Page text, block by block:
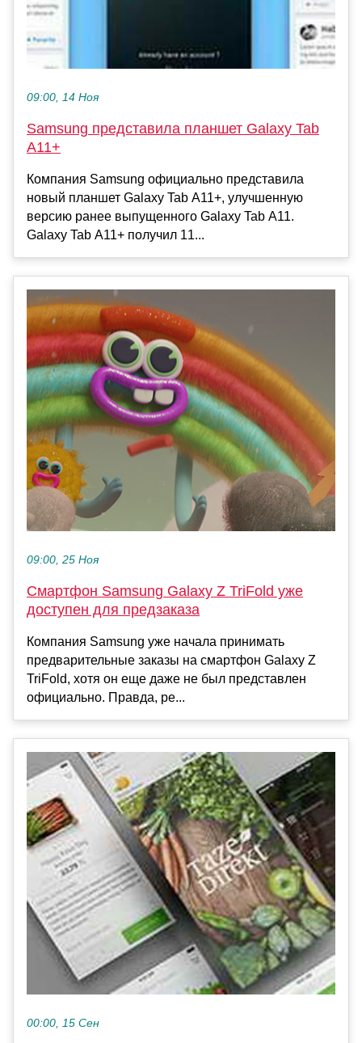
09:00, 14 Ноя
Samsung представила планшет Galaxy Tab
A11+
Компания Samsung официально представила
новый планшет Galaxy Tab A11+, улучшенную
версию ранее выпущенного Galaxy Tab A11.
Galaxy Tab A11+ получил 11...
09:00, 25 Ноя
Смартфон Samsung Galaxy Z TriFold уже
доступен для предзаказа
Компания Samsung уже начала принимать
предварительные заказы на смартфон Galaxy Z
TriFold, хотя он еще даже не был представлен
официально. Правда, ре...
00:00, 15 Сен